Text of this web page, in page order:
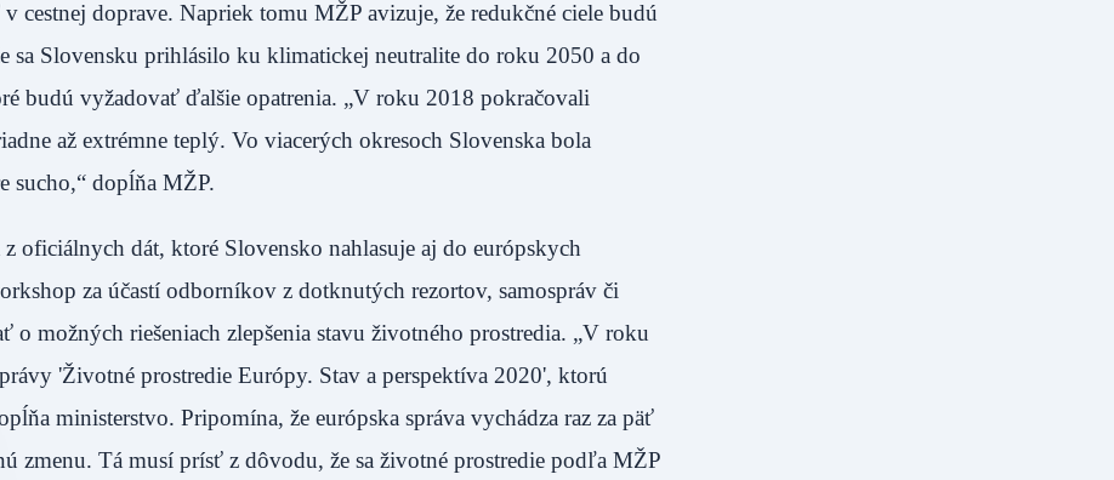
cestnej doprave. Napriek tomu MŽP avizuje, že redukčné ciele budú
sa Slovensku prihlásilo ku klimatickej neutralite do roku 2050 a do
budú vyžadovať ďalšie opatrenia. „V roku 2018 pokračovali
až extrémne teplý. Vo viacerých okresoch Slovenska bola
sucho,“ dopĺňa MŽP.
oficiálnych dát, ktoré Slovensko nahlasuje aj do európskych
za účastí odborníkov z dotknutých rezortov, samospráv či
možných riešeniach zlepšenia stavu životného prostredia. „V roku
'Životné prostredie Európy. Stav a perspektíva 2020', ktorú
ministerstvo. Pripomína, že európska správa vychádza raz za päť
zmenu. Tá musí prísť z dôvodu, že sa životné prostredie podľa MŽP